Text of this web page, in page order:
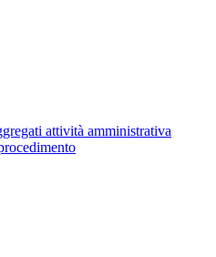
attività amministrativa